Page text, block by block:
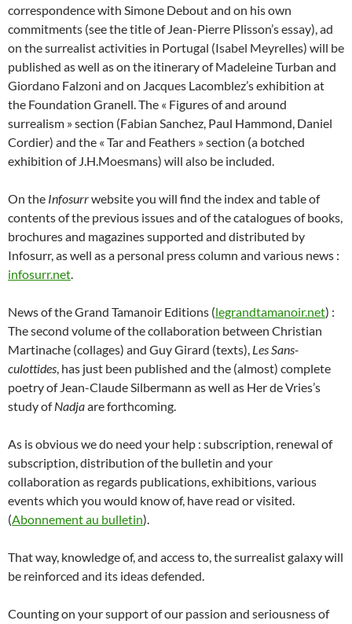
correspondence with Simone Debout and on his own
commitments (see the title of Jean-Pierre Plisson’s essay), ad
on the surrealist activities in Portugal (Isabel Meyrelles) will be
published as well as on the itinerary of Madeleine Turban and
Giordano Falzoni and on Jacques Lacomblez’s exhibition at
the Foundation Granell. The « Figures of and around
surrealism » section (Fabian Sanchez, Paul Hammond, Daniel
Cordier) and the « Tar and Feathers » section (a botched
exhibition of J.H.Moesmans) will also be included.
On the Infosurrwebsite you will find the index and table of
contents of the previous issues and of the catalogues of books,
brochures and magazines supported and distributed by
Infosurr, as well as a personal press column and various news :
infosurr.net.
News of the Grand Tamanoir Editions (legrandtamanoir.net) :
The second volume of the collaboration between Christian
Martinache (collages) and Guy Girard (texts), Les Sans-
culottides, has just been published and the (almost) complete
poetry of Jean-Claude Silbermann as well as Her de Vries’s
study ofNadjaare forthcoming.
As is obvious we do need your help : subscription, renewal of
subscription, distribution of the bulletin and your
collaboration as regards publications, exhibitions, various
events which you would know of, have read or visited.
(Abonnement au bulletin).
That way, knowledge of, and access to, the surrealist galaxy will
be reinforced and its ideas defended.
Counting on your support of our passion and seriousness of